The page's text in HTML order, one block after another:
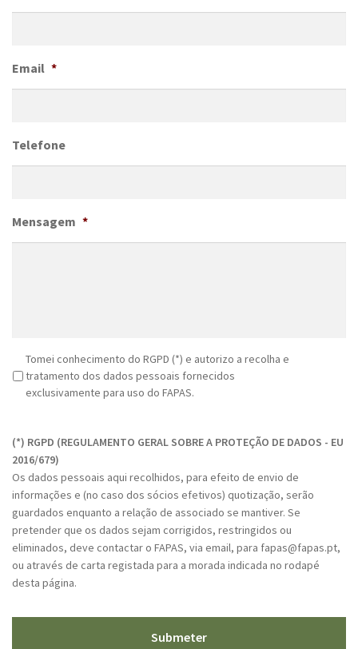
Email *
Telefone
Mensagem *
G
Tomei conhecimento do RGPD (*) e autorizo a recolha e
tratamento dos dados pessoais fornecidos
exclusivamente para uso do FAPAS.
A
P
C
H
A
(*) RGPD (REGULAMENTO GERAL SOBRE A PROTEÇÃO DE DADOS - EU
2016/679)
Os dados pessoais aqui recolhidos, para efeito de envio de
informações e (no caso dos sócios efetivos) quotização, serão
guardados enquanto a relação de associado se mantiver. Se
pretender que os dados sejam corrigidos, restringidos ou
eliminados, deve contactar o FAPAS, via email, para fapas@fapas.pt,
ou através de carta registada para a morada indicada no rodapé
desta página.